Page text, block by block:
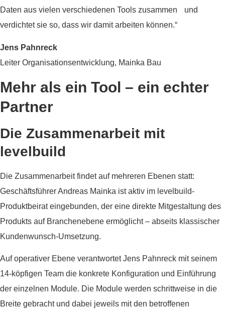
Daten aus vielen verschiedenen Tools zusammen und
verdichtet sie so, dass wir damit arbeiten können.“
Jens Pahnreck
Leiter Organisationsentwicklung, Mainka Bau
Mehr als ein Tool – ein echter
Partner
Die Zusammenarbeit mit
levelbuild
Die Zusammenarbeit findet auf mehreren Ebenen statt:
Geschäftsführer Andreas Mainka ist aktiv im levelbuild-
Produktbeirat eingebunden, der eine direkte Mitgestaltung des
Produkts auf Branchenebene ermöglicht – abseits klassischer
Kundenwunsch-Umsetzung.
Auf operativer Ebene verantwortet Jens Pahnreck mit seinem
14-köpfigen Team die konkrete Konfiguration und Einführung
der einzelnen Module. Die Module werden schrittweise in die
Breite gebracht und dabei jeweils mit den betroffenen